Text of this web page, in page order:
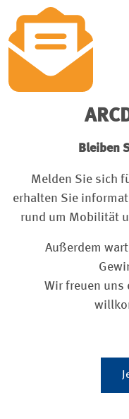
Bleiben
Melden Sie sich
erhalten Sie
rund um Mobilität
Außerdem
Wir freuen uns